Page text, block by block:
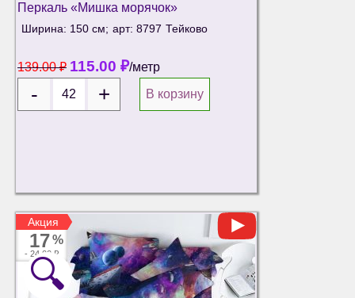
Перкаль «Мишка морячок»
Ширина: 150 см; арт: 8797 Тейково
139.00₽ 115.00 ₽/метр
В корзину
Акция
17%
- 24.00 ₽
Акция
🔍